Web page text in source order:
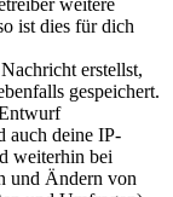
weitere
ist dies für dich
erstellst,
gespeichert.
auch deine IP-
weiterhin bei
und Ändern von